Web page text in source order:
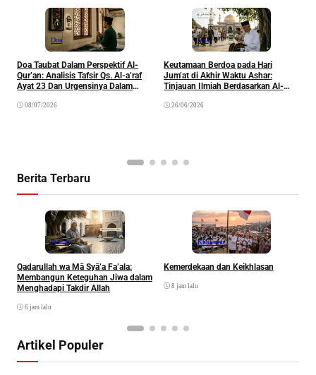
Doa
Doa Taubat Dalam Perspektif Al-
Qur’an: Analisis Tafsir Qs. Al-a’raf
Ayat 23 Dan Urgensinya Dalam
Muslim
08/07/2026
Doa
Keutamaan Berdoa pada Hari
Jum’at di Akhir Waktu Ashar:
Tinjauan Ilmiah Berdasarkan Al-
26/06/2026
Berita Terbaru
Ibadah
Qadarullah wa Mā Syā’a Fa’ala:
Membangun Keteguhan Jiwa dalam
Menghadapi Takdir Allah
6 jam lalu
Khazanah
Kemerdekaan dan Keikhlasan
8 jam lalu
Artikel Populer